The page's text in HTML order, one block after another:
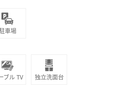
駐車場
ブル TV 独立洗面台